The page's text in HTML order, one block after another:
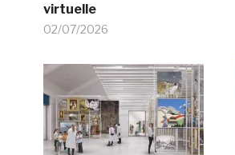
virtuelle
02/07/2026